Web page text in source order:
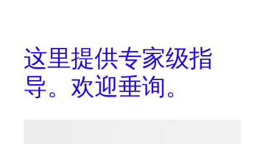
这里提供专家级指
导。欢迎垂询。